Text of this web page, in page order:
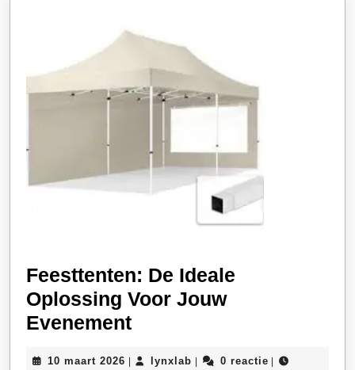
Feesttenten: De Ideale
Oplossing Voor Jouw
EvenementFeesttenten:
10 maart 2026 10
lynxlab lynxlab0 reactie